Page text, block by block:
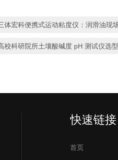
体宏科便携式运动粘度仪：润滑油现
校科研院所土壤酸碱度 pH 测试仪选
快速链接
首页